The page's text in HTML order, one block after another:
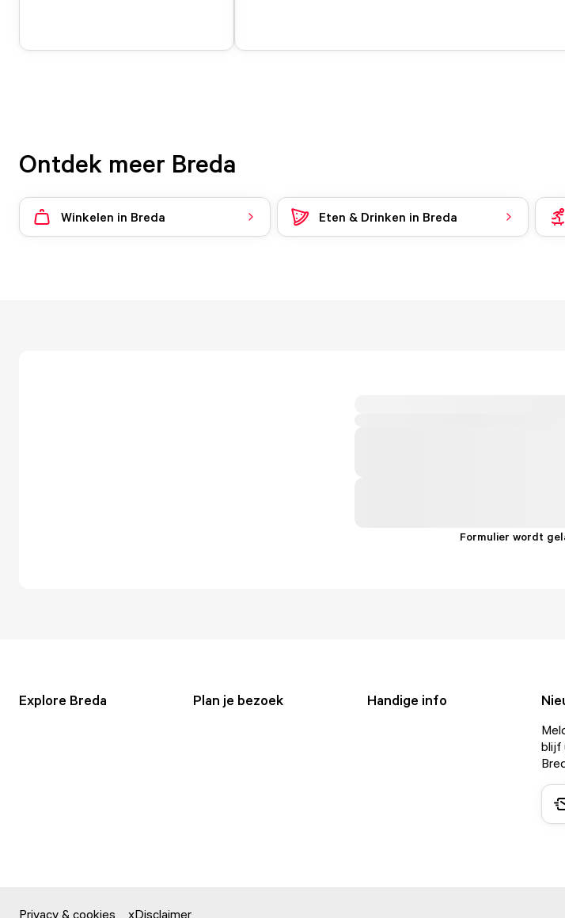
Ontdek meer Breda
Winkelen in Breda Eten & Drinken in Breda
Formulier wordt
Explore Breda Plan je bezoek Handige info
blijf
Privacy & cookies Disclaimer